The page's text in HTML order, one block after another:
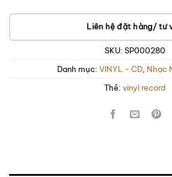
Liên hệ đặt hàng/ tư
SKU: SP000280
Danh mục: VINYL - CD, Nhạc
Thẻ: vinyl record